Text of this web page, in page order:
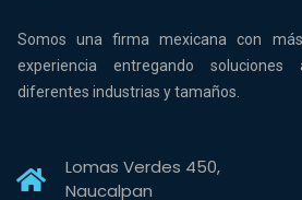
Somos una firma mexicana con
experiencia entregando
diferentes industrias y tamaños.
Lomas Verdes 450,
Naucalpan